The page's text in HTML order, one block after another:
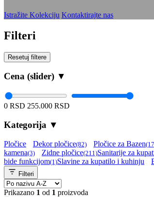
Istražite Kolekciju Kontaktirajte nas
Filteri
Resetuj filtere
Cena (slider) ▼
0 RSD 255.000 RSD
Kategorija ▼
Pločice Dekor pločice(82) Pločice za Bazen
kamena(3) Zidne pločice(211)Sanitarije za
bide funkcijom(1)Slavine za kupatilo i kuhinju
Filteri
Prikazano 1 od 1 proizvoda